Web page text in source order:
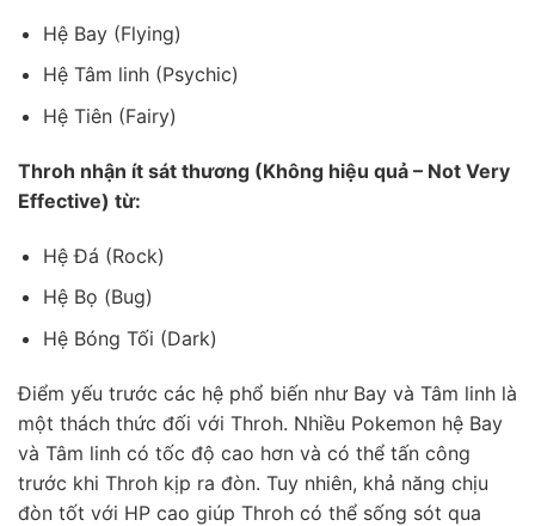
Hệ Bay (Flying)
Hệ Tâm linh (Psychic)
Hệ Tiên (Fairy)
Throh nhận ít sát thương (Không hiệu quả – Not Very
Effective) từ:
Hệ Đá (Rock)
Hệ Bọ (Bug)
Hệ Bóng Tối (Dark)
Điểm yếu trước các hệ phổ biến như Bay và Tâm linh là
một thách thức đối với Throh. Nhiều Pokemon hệ Bay
và Tâm linh có tốc độ cao hơn và có thể tấn công
trước khi Throh kịp ra đòn. Tuy nhiên, khả năng chịu
đòn tốt với HP cao giúp Throh có thể sống sót qua